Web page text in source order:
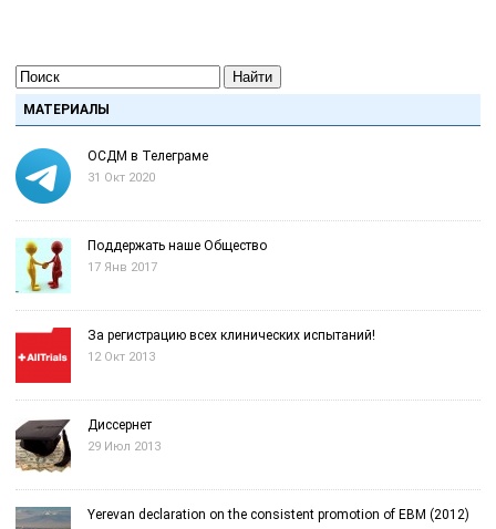
Найти
МАТЕРИАЛЫ
ОСДМ в Телеграме
31 Окт 2020
Поддержать наше Общество
17 Янв 2017
За регистрацию всех клинических испытаний!
12 Окт 2013
Диссернет
29 Июл 2013
Yerevan declaration on the consistent promotion of EBM (2012)